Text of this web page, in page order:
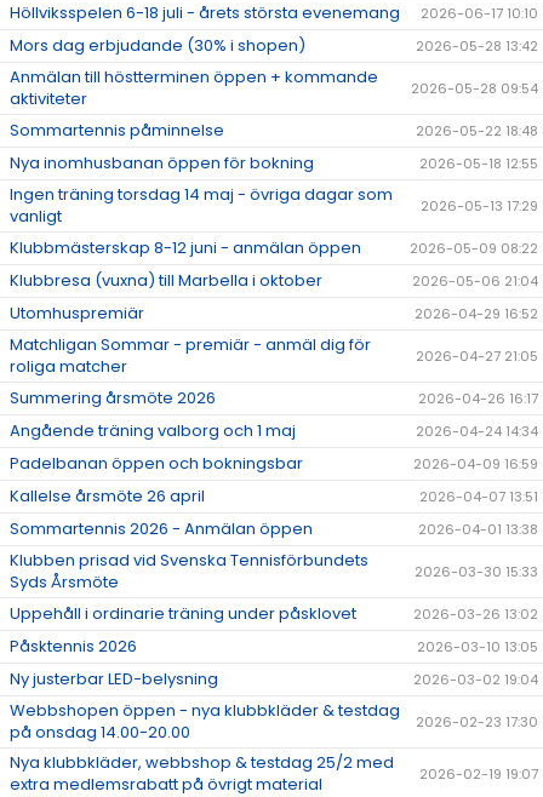
Höllviksspelen 6-18 juli - årets största evenemang 2026-06-17 10:10
Mors dag erbjudande (30% i shopen) 2026-05-28 13:42
Anmälan till höstterminen öppen + kommande
aktiviteter
2026-05-28 09:54
Sommartennis påminnelse 2026-05-22 18:48
Nya inomhusbanan öppen för bokning 2026-05-18 12:55
Ingen träning torsdag 14 maj - övriga dagar som
vanligt
2026-05-13 17:29
Klubbmästerskap 8-12 juni - anmälan öppen 2026-05-09 08:22
Klubbresa (vuxna) till Marbella i oktober 2026-05-06 21:04
Utomhuspremiär 2026-04-29 16:52
Matchligan Sommar - premiär - anmäl dig för
roliga matcher
2026-04-27 21:05
Summering årsmöte 2026 2026-04-26 16:17
Angående träning valborg och 1 maj 2026-04-24 14:34
Padelbanan öppen och bokningsbar 2026-04-09 16:59
Kallelse årsmöte 26 april 2026-04-07 13:51
Sommartennis 2026 - Anmälan öppen 2026-04-01 13:38
Klubben prisad vid Svenska Tennisförbundets
Syds Årsmöte
2026-03-30 15:33
Uppehåll i ordinarie träning under påsklovet 2026-03-26 13:02
Påsktennis 2026 2026-03-10 13:05
Ny justerbar LED-belysning 2026-03-02 19:04
Webbshopen öppen - nya klubbkläder & testdag
på onsdag 14.00-20.00
2026-02-23 17:30
Nya klubbkläder, webbshop & testdag 25/2 med
extra medlemsrabatt på övrigt material
2026-02-19 19:07